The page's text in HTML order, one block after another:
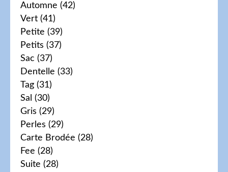
Automne (42)
Vert (41)
Petite (39)
Petits (37)
Sac (37)
Dentelle (33)
Tag (31)
Sal (30)
Gris (29)
Perles (29)
Carte Brodée (28)
Fee (28)
Suite (28)